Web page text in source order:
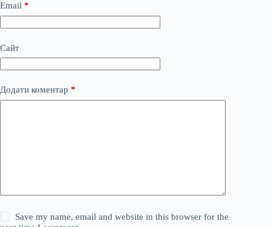
Email *
Сайт
Додати коментар *
Save my name, email and website in this browser for the